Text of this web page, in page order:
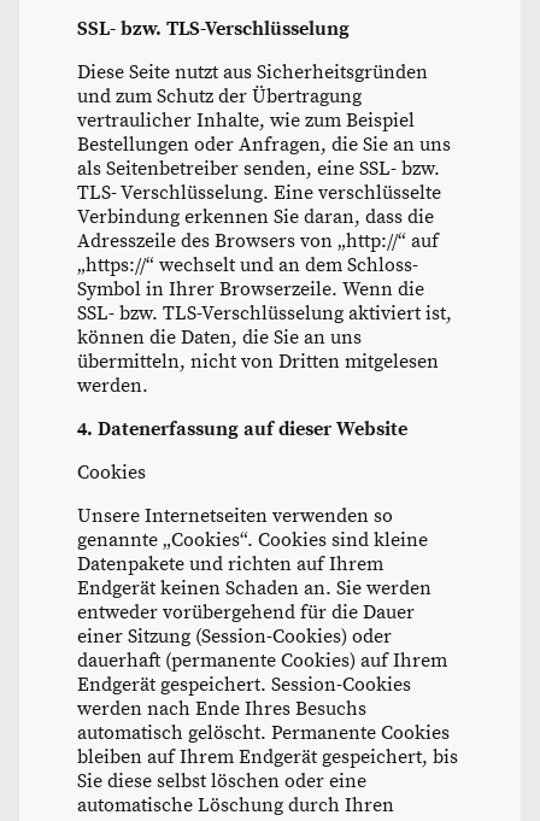
SSL- bzw. TLS-Verschlüsselung
Diese Seite nutzt aus Sicherheitsgründen
und zum Schutz der Übertragung
vertraulicher Inhalte, wie zum Beispiel
Bestellungen oder Anfragen, die Sie an uns
als Seitenbetreiber senden, eine SSL- bzw.
TLS- Verschlüsselung. Eine verschlüsselte
Verbindung erkennen Sie daran, dass die
Adresszeile des Browsers von „http://“ auf
„https://“ wechselt und an dem Schloss-
Symbol in Ihrer Browserzeile. Wenn die
SSL- bzw. TLS-Verschlüsselung aktiviert ist,
können die Daten, die Sie an uns
übermitteln, nicht von Dritten mitgelesen
werden.
4. Datenerfassung auf dieser Website
Cookies
Unsere Internetseiten verwenden so
genannte „Cookies“. Cookies sind kleine
Datenpakete und richten auf Ihrem
Endgerät keinen Schaden an. Sie werden
entweder vorübergehend für die Dauer
einer Sitzung (Session-Cookies) oder
dauerhaft (permanente Cookies) auf Ihrem
Endgerät gespeichert. Session-Cookies
werden nach Ende Ihres Besuchs
automatisch gelöscht. Permanente Cookies
bleiben auf Ihrem Endgerät gespeichert, bis
Sie diese selbst löschen oder eine
automatische Löschung durch Ihren